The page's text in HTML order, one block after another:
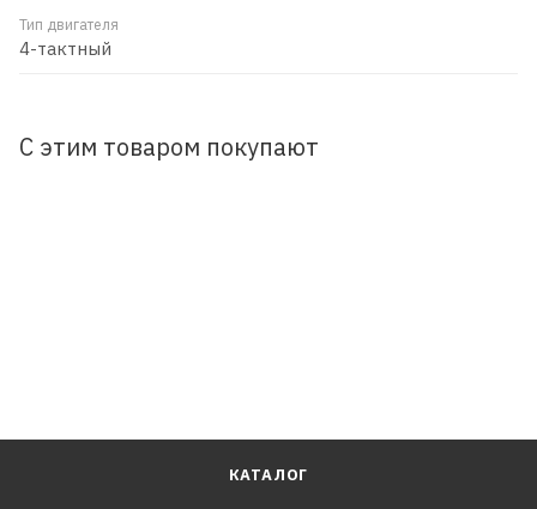
Тип двигателя
4-тактный
С этим товаром покупают
КАТАЛОГ